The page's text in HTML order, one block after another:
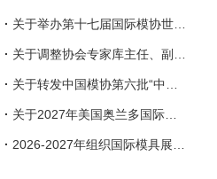
· 关于举办第十七届国际模协世界大会的通知
· 关于调整协会专家库主任、副主任人选的通知
· 关于转发中国模协第六批“中国模具行业企业信用等级评价”申报工作的通知
· 关于2027年美国奥兰多国际塑料展览会（NPE）参展的邀请函
· 2026-2027年组织国际模具展会一览表